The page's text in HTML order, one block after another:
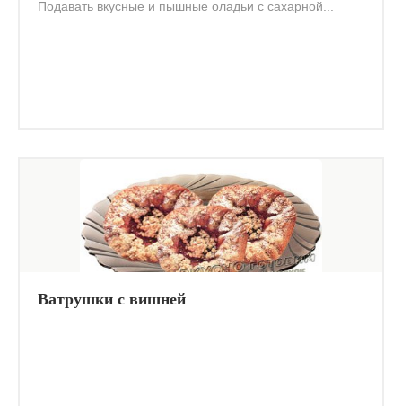
Подавать вкусные и пышные оладьи с сахарной...
Ватрушки с вишней